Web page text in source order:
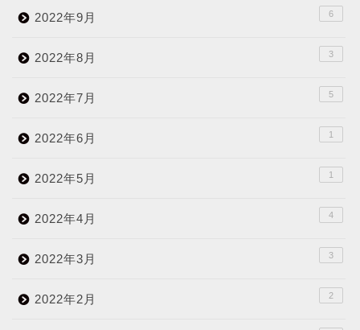
2022年9月 6
2022年8月 3
2022年7月 5
2022年6月 1
2022年5月 1
2022年4月 4
2022年3月 3
2022年2月 2